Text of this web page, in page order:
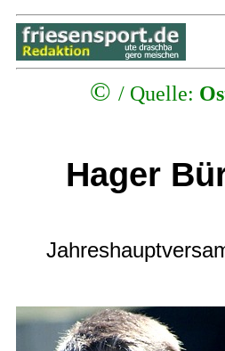
© / Quelle:
Hager